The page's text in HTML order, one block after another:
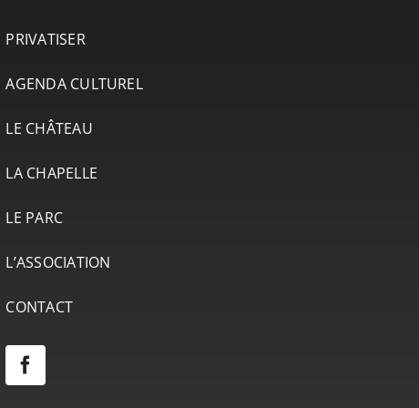
PRIVATISER
AGENDA CULTUREL
LE CHÂTEAU
LA CHAPELLE
LE PARC
L’ASSOCIATION
CONTACT